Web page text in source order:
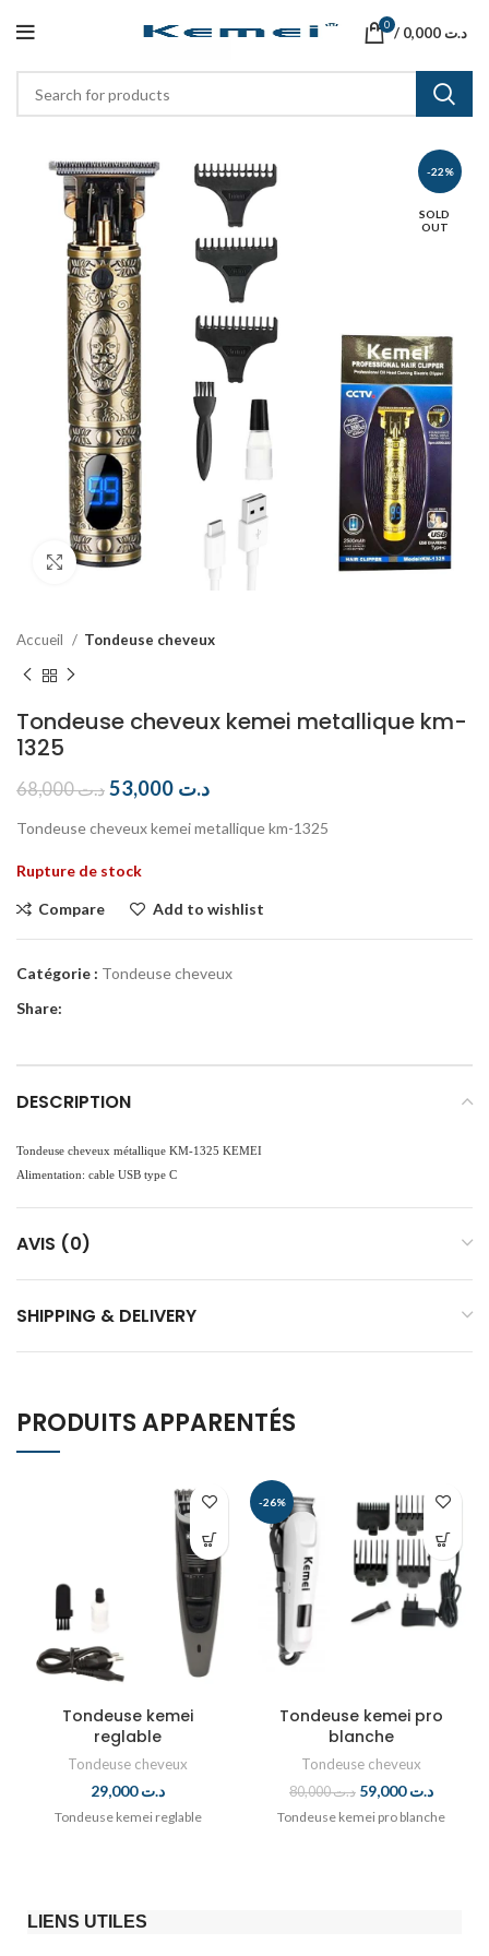
0 / د.ت
-22%
SOLD
OUT
Click to enlarge
Accueil Tondeuse cheveux
Tondeuse cheveux kemei metallique km-
1325
د.ت68,000 د.ت
Tondeuse cheveux kemei metallique km-1325
Rupture de stock
Compare Add to wishlist
Catégorie : Tondeuse cheveux
Share:
DESCRIPTION
Tondeuse cheveux métallique KM-1325 KEMEI
Alimentation: cable USB type C
AVIS (0)
SHIPPING & DELIVERY
PRODUITS APPARENTÉS
Tondeuse kemei
reglable
Tondeuse cheveux
د.ت29,000
Tondeuse kemei reglable
-26%
Tondeuse kemei pro
blanche
Tondeuse cheveux
د.ت80,000 د.ت59,000
Tondeuse kemei pro blanche
LIENS UTILES